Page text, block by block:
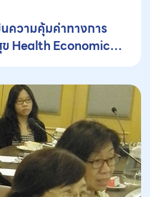
นความคุ้มค่าทางการ
Health Economic